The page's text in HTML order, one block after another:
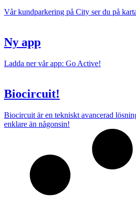
Vår kundparkering på City ser du på
Ny app
Ladda ner vår app: Go Active!
Biocircuit!
Biocircuit är en tekniskt avancerad
enklare än någonsin!